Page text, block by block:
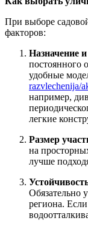
При выборе
факторов:
Назначение
постоянного
удобные
razvlechenija/
например,
легкие
Размер
на
лучше
Обязательно
региона.